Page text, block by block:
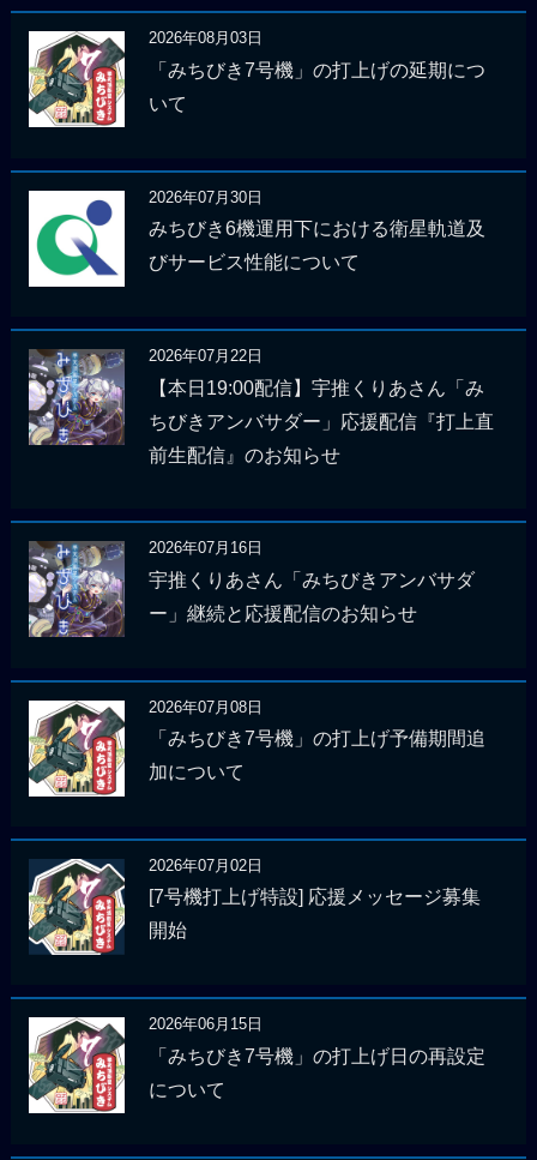
2026年08月03日
「みちびき7号機」の打上げの延期につ
いて
2026年07月30日
みちびき6機運用下における衛星軌道及
びサービス性能について
2026年07月22日
【本日19:00配信】宇推くりあさん「み
ちびきアンバサダー」応援配信『打上直
前生配信』のお知らせ
2026年07月16日
宇推くりあさん「みちびきアンバサダ
ー」継続と応援配信のお知らせ
2026年07月08日
「みちびき7号機」の打上げ予備期間追
加について
2026年07月02日
[7号機打上げ特設] 応援メッセージ募集
開始
2026年06月15日
「みちびき7号機」の打上げ日の再設定
について